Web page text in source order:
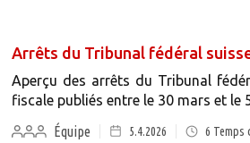
Arrêts du Tribunal fédéral
Aperçu des arrêts du Tribunal
fiscale publiés entre le 30 mars et le
Équipe
5.4.2026 6 Temps